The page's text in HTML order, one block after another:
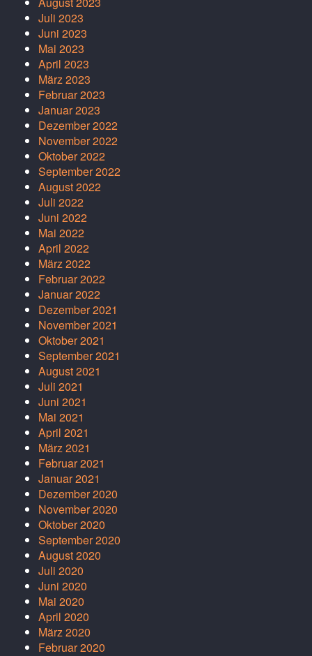
Juli 2023
Juni 2023
Mai 2023
April 2023
März 2023
Februar 2023
Januar 2023
Dezember 2022
November 2022
Oktober 2022
September 2022
August 2022
Juli 2022
Juni 2022
Mai 2022
April 2022
März 2022
Februar 2022
Januar 2022
Dezember 2021
November 2021
Oktober 2021
September 2021
August 2021
Juli 2021
Juni 2021
Mai 2021
April 2021
März 2021
Februar 2021
Januar 2021
Dezember 2020
November 2020
Oktober 2020
September 2020
August 2020
Juli 2020
Juni 2020
Mai 2020
April 2020
März 2020
Februar 2020